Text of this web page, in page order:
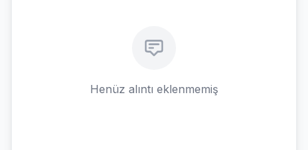
Henüz alıntı eklenmemiş